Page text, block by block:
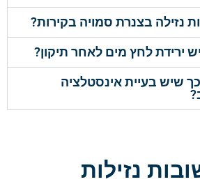
נזילה בצנרת סמויה בקירות?
ירידת לחץ מים לאחר תיקון?
שיש בעיית אינסטלציה
נזילות